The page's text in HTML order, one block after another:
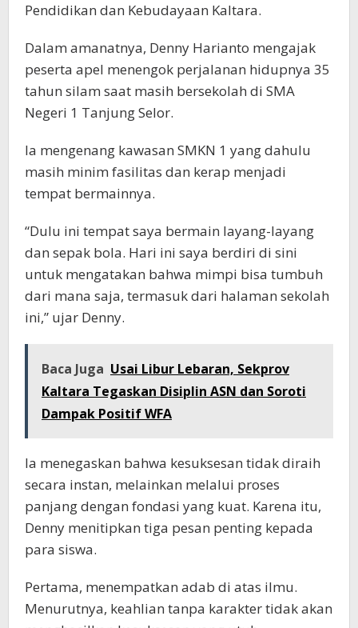
Pendidikan dan Kebudayaan Kaltara.
Dalam amanatnya, Denny Harianto mengajak
peserta apel menengok perjalanan hidupnya 35
tahun silam saat masih bersekolah di SMA
Negeri 1 Tanjung Selor.
Ia mengenang kawasan SMKN 1 yang dahulu
masih minim fasilitas dan kerap menjadi
tempat bermainnya.
“Dulu ini tempat saya bermain layang-layang
dan sepak bola. Hari ini saya berdiri di sini
untuk mengatakan bahwa mimpi bisa tumbuh
dari mana saja, termasuk dari halaman sekolah
ini,” ujar Denny.
Baca Juga Usai Libur Lebaran, Sekprov
Kaltara Tegaskan Disiplin ASN dan Soroti
Dampak Positif WFA
Ia menegaskan bahwa kesuksesan tidak diraih
secara instan, melainkan melalui proses
panjang dengan fondasi yang kuat. Karena itu,
Denny menitipkan tiga pesan penting kepada
para siswa.
Pertama, menempatkan adab di atas ilmu.
Menurutnya, keahlian tanpa karakter tidak akan